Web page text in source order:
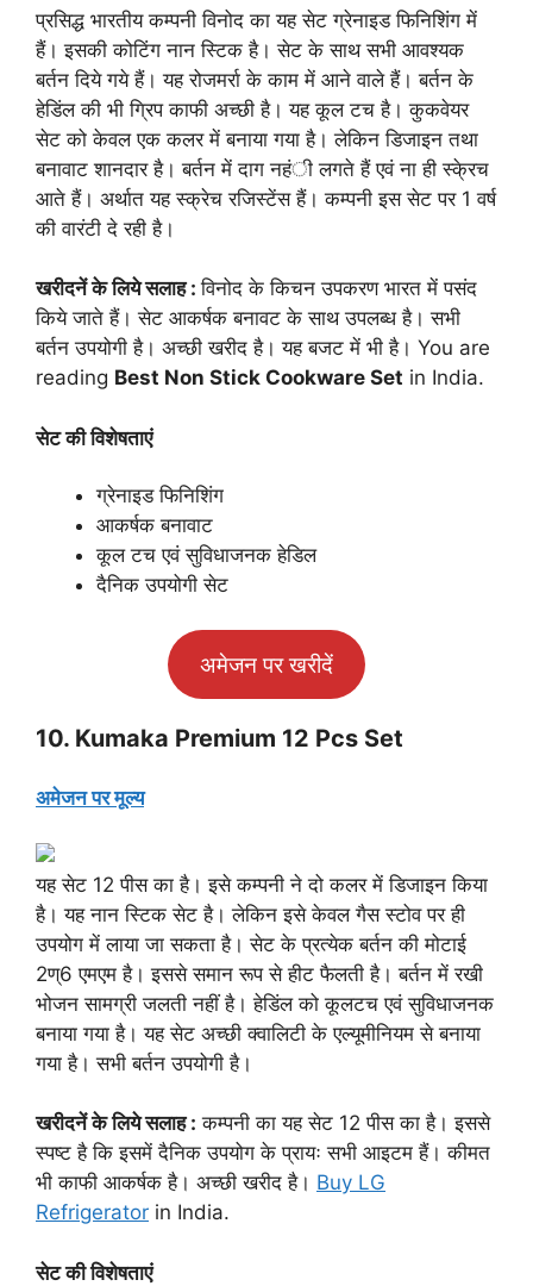
प्रसिद्ध भारतीय कम्पनी विनोद का यह सेट ग्रेनाइड फिनिशिंग में
हैं। इसकी कोटिंग नान स्टिक है। सेट के साथ सभी आवश्यक
बर्तन दिये गये हैं। यह रोजमर्रा के काम में आने वाले हैं। बर्तन के
हेडिंल की भी ग्रिप काफी अच्छी है। यह कूल टच है। कुकवेयर
सेट को केवल एक कलर में बनाया गया है। लेकिन डिजाइन तथा
बनावाट शानदार है। बर्तन में दाग नहंी लगते हैं एवं ना ही स्के्रच
आते हैं। अर्थात यह स्क्रेच रजिस्टेंस हैं। कम्पनी इस सेट पर 1 वर्ष
की वारंटी दे रही है।
खरीदनें के लिये सलाह :विनोद के किचन उपकरण भारत में पसंद
किये जाते हैं। सेट आकर्षक बनावट के साथ उपलब्ध है। सभी
बर्तन उपयोगी है। अच्छी खरीद है। यह बजट में भी है। You are
reading Best Non Stick Cookware Set in India.
सेट की विशेषताएं
ग्रेनाइड फिनिशिंग
आकर्षक बनावाट
कूल टच एवं सुविधाजनक हेडिल
दैनिक उपयोगी सेट
अमेजन पर खरीदें
10. Kumaka Premium 12 Pcs Set
अमेजन पर मूल्य
यह सेट 12 पीस का है। इसे कम्पनी ने दो कलर में डिजाइन किया
है। यह नान स्टिक सेट है। लेकिन इसे केवल गैस स्टोव पर ही
उपयोग में लाया जा सकता है। सेट के प्रत्येक बर्तन की मोटाई
2ण्6 एमएम है। इससे समान रूप से हीट फैलती है। बर्तन में रखी
भोजन सामग्री जलती नहीं है। हेडिंल को कूलटच एवं सुविधाजनक
बनाया गया है। यह सेट अच्छी क्वालिटी के एल्यूमीनियम से बनाया
गया है। सभी बर्तन उपयोगी है।
खरीदनें के लिये सलाह : कम्पनी का यह सेट 12 पीस का है। इससे
स्पष्ट है कि इसमें दैनिक उपयोग के प्रायः सभी आइटम हैं। कीमत
भी काफी आकर्षक है। अच्छी खरीद है। Buy LG
Refrigerator in India.
सेट की विशेषताएं